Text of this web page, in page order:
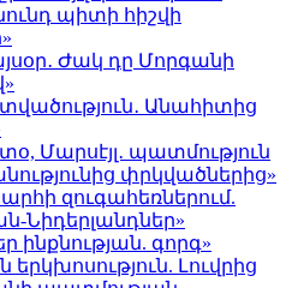
պիտի հիշվի
Ժակ դը Մորգանի
Անահիտից
Մարսէյլ․ պատմություն
փրկվածներից»
զուգահեռներում.
Նիդերլանդներ»
ինքնության. գորգ»
Լուվրից